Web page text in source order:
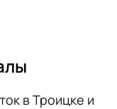
в Троицке и